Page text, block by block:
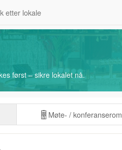
først – sikre lokalet nå.
Møte- / konferanserom